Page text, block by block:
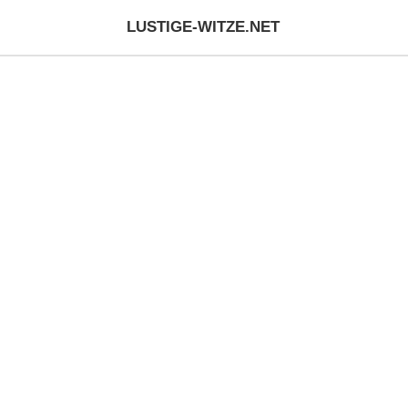
LUSTIGE-WITZE.NET